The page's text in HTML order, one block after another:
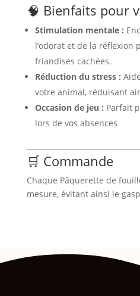
🧠 Bienfaits pour
Stimulation mentale :
l’odorat et de la réflexion
friandises cachées.
Réduction du stress :
votre animal, réduisant
Occasion de jeu : Parfait
lors de vos absences
🛒 Commande
Chaque Pâquerette de
mesure, évitant ainsi le